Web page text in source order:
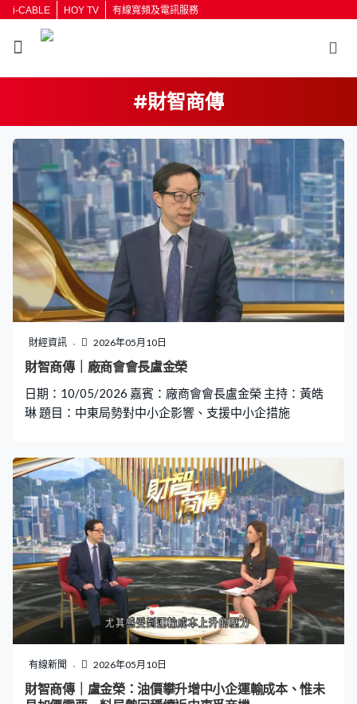
i-CABLE HOY TV 有線寬頻及電訊服務
#財智商傳
按輸入鍵開始搜尋
財經資訊 2026年05月10日
財智商傳｜廠商會會長盧金榮
日期：10/05/2026 嘉賓：廠商會會長盧金榮 主持：黃皓
琳 題目：中東局勢對中小企影響、支援中小企措施
有線新聞 2026年05月10日
財智商傳｜盧金榮：油價攀升增中小企運輸成本、惟未